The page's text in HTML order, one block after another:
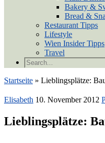
Bakery &
Bread &
Restaurant Tipps
Lifestyle
Wien Insider Tipps
Travel
Startseite » Lieblingsplätze:
Elisabeth 10. November 2012
Lieblingsplätze: